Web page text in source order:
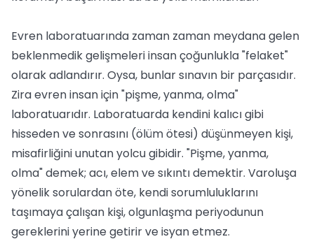
Evren laboratuarında zaman zaman meydana gelen
beklenmedik gelişmeleri insan çoğunlukla "felaket"
olarak adlandırır. Oysa, bunlar sınavın bir parçasıdır.
Zira evren insan için "pişme, yanma, olma"
laboratuarıdır. Laboratuarda kendini kalıcı gibi
hisseden ve sonrasını (ölüm ötesi) düşünmeyen kişi,
misafirliğini unutan yolcu gibidir. "Pişme, yanma,
olma" demek; acı, elem ve sıkıntı demektir. Varoluşa
yönelik sorulardan öte, kendi sorumluluklarını
taşımaya çalışan kişi, olgunlaşma periyodunun
gereklerini yerine getirir ve isyan etmez.